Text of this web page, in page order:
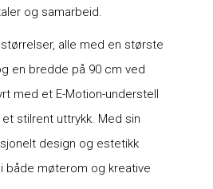
og samarbeid.
alle med en største
en bredde på 90 cm ved
med et E-Motion-understell
stilrent uttrykk. Med sin
design og estetikk
både møterom og kreative